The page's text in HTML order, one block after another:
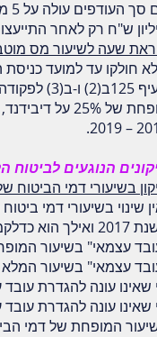
ש"ח רק לאחר
שעה לשיעור מס מוטב (25%) על
חולקו עד למועד
2017 –
הנוגעים לביטוח
בשיעורי דמי הביטוח
שינוי בשיעורי דמי
הוא כדלקמן:
עצמאי" בשיעור המופחת
עצמאי" בשיעור המלא של
שאינו עונה להגדרת עובד
שאינו עונה להגדרת עובד
המופחת של דמי הביטוח חל על הכנסות שעד 60%